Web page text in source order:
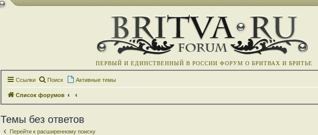
ПЕРВЫЙ И ЕДИНСТВЕННЫЙ В РОССИИ ФОРУМ О БРИТВАХ И БРИТЬЕ
Ссылки Поиск Активные темы
Список форумов
Темы без ответов
Перейти к расширенному поиску